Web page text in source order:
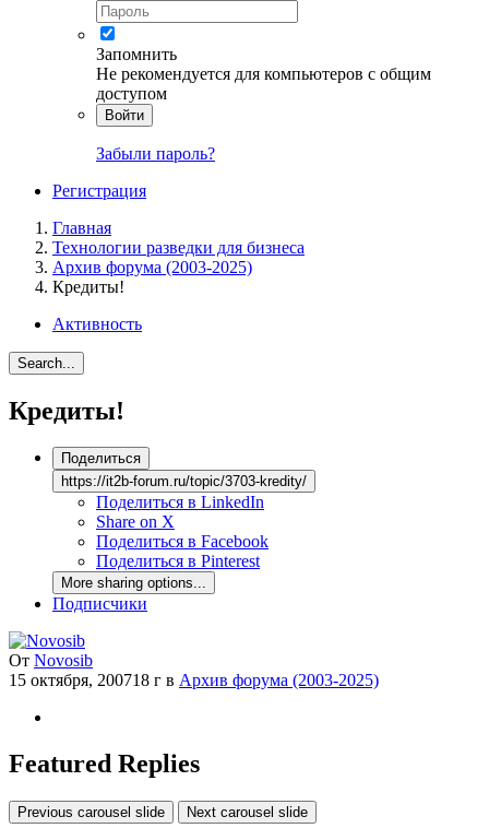
Запомнить
Не рекомендуется для компьютеров с общим
доступом
Войти
Забыли пароль?
Регистрация
Главная
Технологии разведки для бизнеса
Архив форума (2003-2025)
Кредиты!
Активность
Search...
Кредиты!
Поделиться
https://it2b-forum.ru/topic/3703-kredity/
Поделиться в LinkedIn
Share on X
Поделиться в Facebook
Поделиться в Pinterest
More sharing options...
Подписчики
От Novosib
15 октября, 200718 г в Архив форума (2003-2025)
Featured Replies
Previous carousel slide Next carousel slide